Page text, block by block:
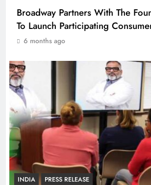
Broadway Partners With The
To Launch Participating
6 months ago
INDIA PRESS RELEASE